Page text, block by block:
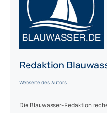
Redaktion
Webseite des Autors
Die Blauwasser-Redaktion